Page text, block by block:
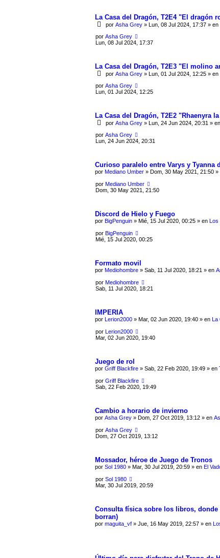
La Casa del Dragón, T2E4 "El dragón
por Asha Grey » Lun, 08 Jul 2024, 17:37 » en
por Asha Grey
Lun, 08 Jul 2024, 17:37
La Casa del Dragón, T2E3 "El molino
por Asha Grey » Lun, 01 Jul 2024, 12:25 » en
por Asha Grey
Lun, 01 Jul 2024, 12:25
La Casa del Dragón, T2E2 "Rhaenyra
por Asha Grey » Lun, 24 Jun 2024, 20:31 » en
por Asha Grey
Lun, 24 Jun 2024, 20:31
Curioso paralelo entre Varys y Tyanna
por Mediano Umber » Dom, 30 May 2021, 21:50 »
por Mediano Umber
Dom, 30 May 2021, 21:50
Discord de Hielo y Fuego
por BigPenguin » Mié, 15 Jul 2020, 00:25 » en
por BigPenguin
Mié, 15 Jul 2020, 00:25
Formato movil
por Mediohombre » Sab, 11 Jul 2020, 18:21 » en
por Mediohombre
Sab, 11 Jul 2020, 18:21
IMPERIA
por Lerion2000 » Mar, 02 Jun 2020, 19:40 » en
por
Lerion2000
Mar, 02 Jun 2020, 19:40
Juego de rol
por Griff Blackfire » Sab, 22 Feb 2020, 19:49 » en
por Griff Blackfire
Sab, 22 Feb 2020, 19:49
Cambio a horario de invierno
por Asha Grey » Dom, 27 Oct 2019, 13:12 » en
por Asha Grey
Dom, 27 Oct 2019, 13:12
Mossador, héroe de Juego de Tronos
por Sol 1980 » Mar, 30 Jul 2019, 20:59 » en El
por Sol 1980
Mar, 30 Jul 2019, 20:59
Consulta física sobre los libros,
borran)
por maguita_vf » Jue, 16 May 2019, 22:57 » en